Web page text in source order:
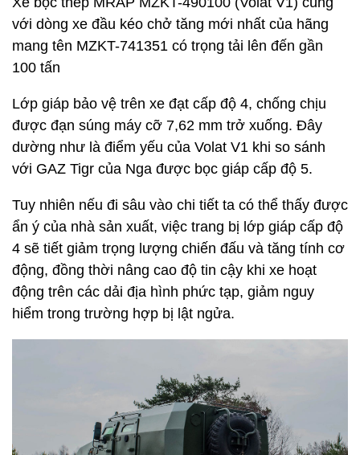
với dòng xe đầu kéo chở tăng mới nhất của hãng
mang tên MZKT-741351 có trọng tải lên đến gần
100 tấn
Lớp giáp bảo vệ trên xe đạt cấp độ 4, chống chịu
được đạn súng máy cỡ 7,62 mm trở xuống. Đây
dường như là điểm yếu của Volat V1 khi so sánh
với GAZ Tigr của Nga được bọc giáp cấp độ 5.
Tuy nhiên nếu đi sâu vào chi tiết ta có thể thấy được
ẩn ý của nhà sản xuất, việc trang bị lớp giáp cấp độ
4 sẽ tiết giảm trọng lượng chiến đấu và tăng tính cơ
động, đồng thời nâng cao độ tin cậy khi xe hoạt
động trên các dải địa hình phức tạp, giảm nguy
hiểm trong trường hợp bị lật ngửa.